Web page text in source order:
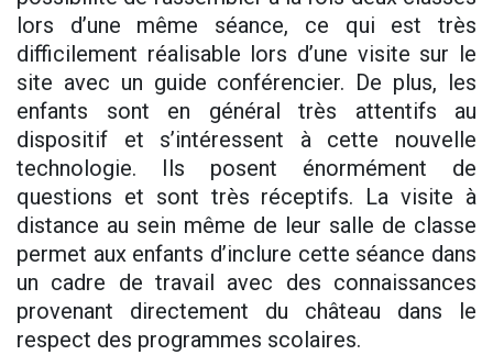
lors d’une même séance, ce qui est très
difficilement réalisable lors d’une visite sur le
site avec un guide conférencier. De plus, les
enfants sont en général très attentifs au
dispositif et s’intéressent à cette nouvelle
technologie. Ils posent énormément de
questions et sont très réceptifs. La visite à
distance au sein même de leur salle de classe
permet aux enfants d’inclure cette séance dans
un cadre de travail avec des connaissances
provenant directement du château dans le
respect des programmes scolaires.